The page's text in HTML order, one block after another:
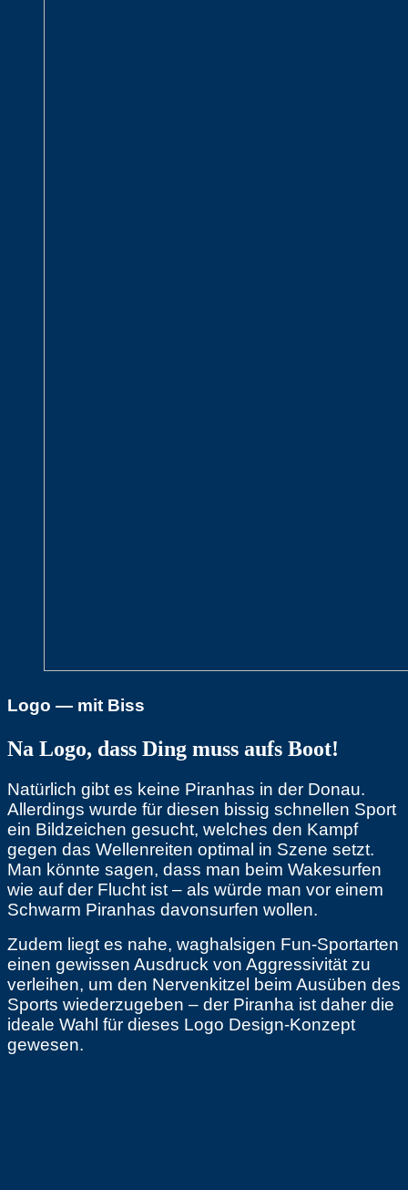
Logo — mit Biss
Na Logo, dass Ding muss aufs Boot!
Natürlich gibt es keine Piranhas in der Donau.
Allerdings wurde für diesen bissig schnellen Sport
ein Bildzeichen gesucht, welches den Kampf
gegen das Wellenreiten optimal in Szene setzt.
Man könnte sagen, dass man beim Wakesurfen
wie auf der Flucht ist – als würde man vor einem
Schwarm Piranhas davonsurfen wollen.
Zudem liegt es nahe, waghalsigen Fun-Sportarten
einen gewissen Ausdruck von Aggressivität zu
verleihen, um den Nervenkitzel beim Ausüben des
Sports wiederzugeben – der Piranha ist daher die
ideale Wahl für dieses Logo Design-Konzept
gewesen.